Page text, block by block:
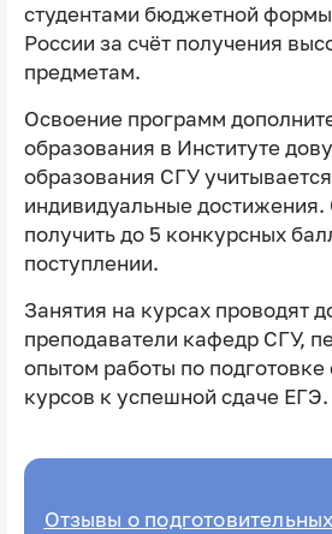
студентами бюджетной
России за счёт получения
предметам.
Освоение программ
образования в Институте
образования СГУ
индивидуальные
получить до 5 конкурсных
поступлении.
Занятия на курсах проводят
преподаватели кафедр СГУ,
опытом работы по
курсов к успешной сдаче ЕГЭ.
Отзывы о